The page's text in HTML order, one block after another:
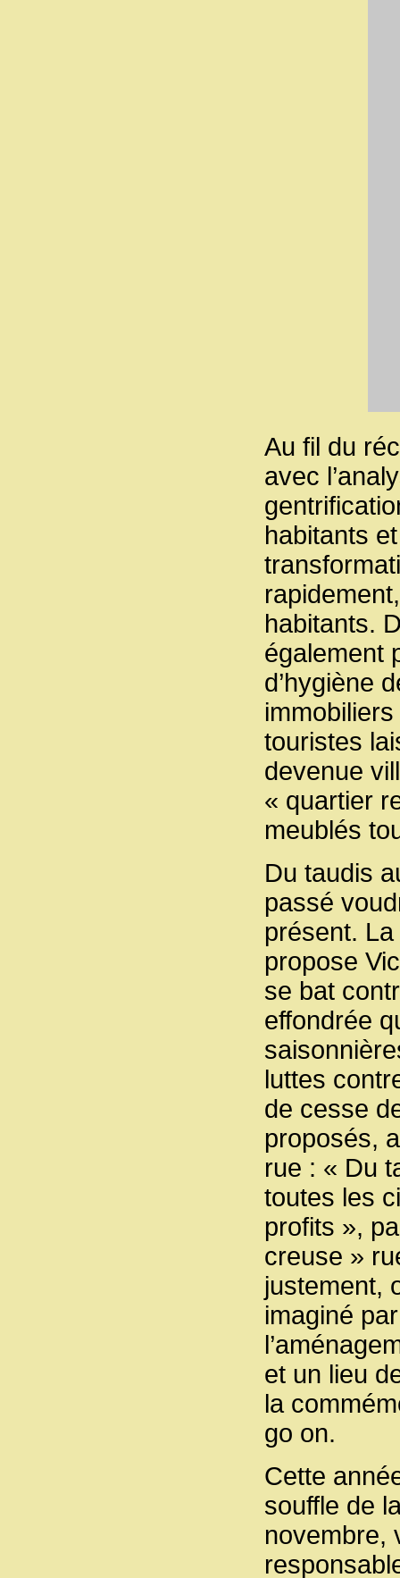
Au fil du
avec
habitants
habitants.
également
d’hygiène
touristes
devenue
« quartier
meublés
Du taudis
passé
présent.
propose
se bat
effondrée
luttes
de cesse
proposés,
rue : « Du
toutes les
profits »,
creuse »
justement,
imaginé
et un lieu
la
go on.
Cette
souffle de
novembre,